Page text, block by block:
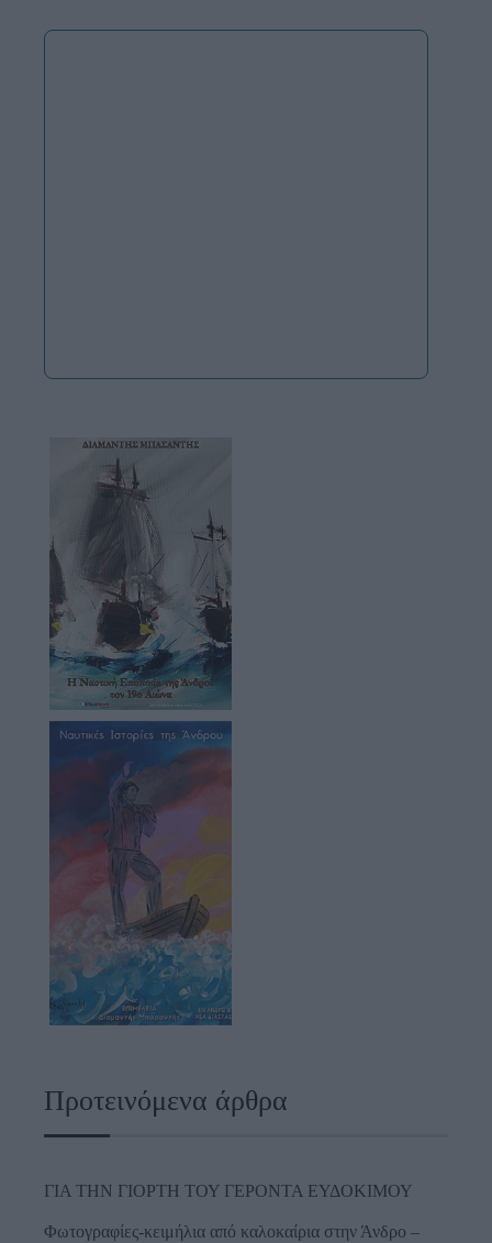
Προτεινόμενα άρθρα
ΓΙΑ ΤΗΝ ΓΙΟΡΤΗ ΤΟΥ ΓΕΡΟΝΤΑ ΕΥΔΟΚΙΜΟΥ
Φωτογραφίες-κειμήλια από καλοκαίρια στην Άνδρο –